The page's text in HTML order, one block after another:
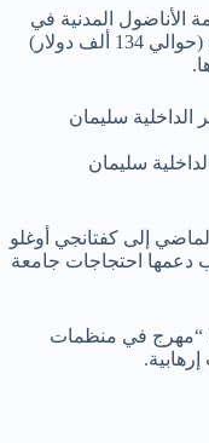
المدنية في
اسطنبول، طالبت بتعويض قدره مليون ليرة (حوالي 134 ألف دولار)
سليمان
إلى كفتانجي أوغلو
دعمها احتجاجات جامعة
“مهرج في منظمات